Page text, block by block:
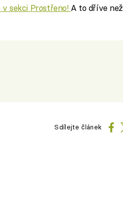
sekci Prostřeno! A to dříve než
Sdílejte článek